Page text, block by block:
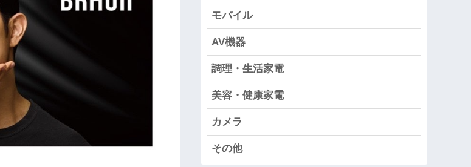
モバイル
AV機器
調理・生活家電
美容・健康家電
カメラ
その他